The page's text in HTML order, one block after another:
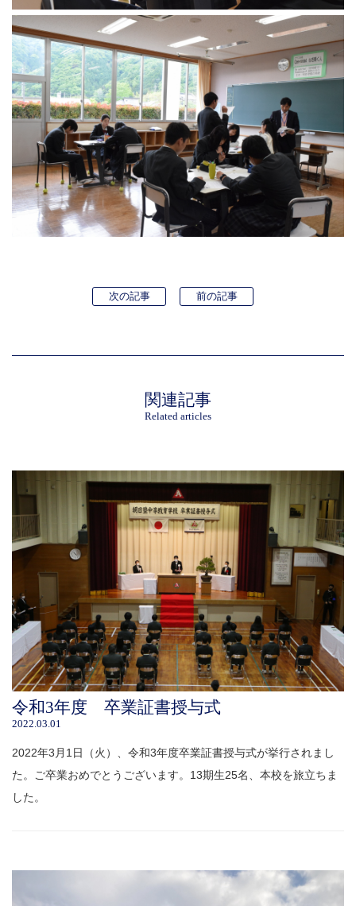
次の記事 前の記事
関連記事
Related articles
令和3年度 卒業証書授与式
2022.03.01
2022年3月1日（火）、令和3年度卒業証書授与式が挙行されまし
た。ご卒業おめでとうございます。13期生25名、本校を旅立ちま
した。